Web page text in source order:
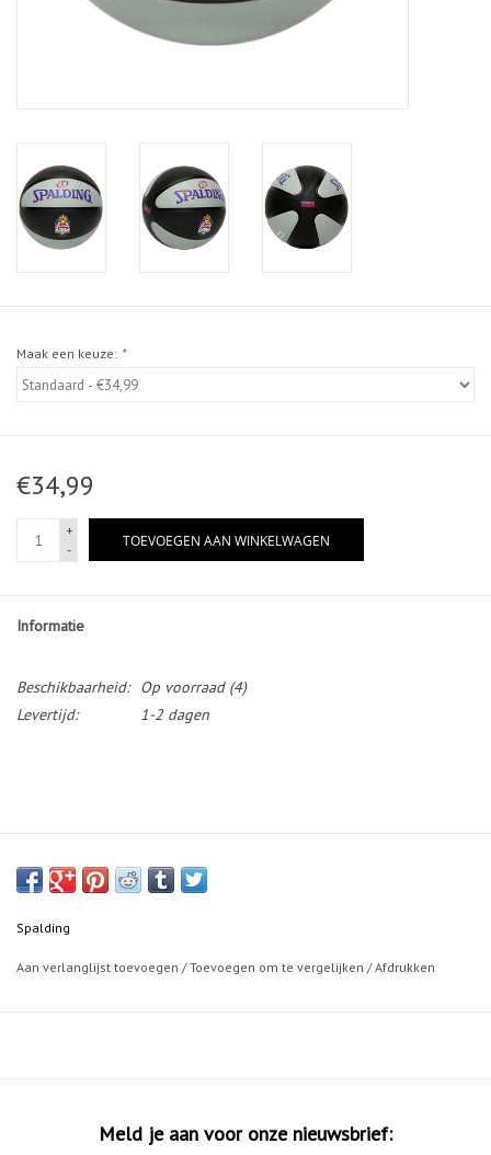
Maak een keuze: *
€34,99
+
-
TOEVOEGEN AAN WINKELWAGEN
Informatie
Beschikbaarheid: Op voorraad(4)
Levertijd:
1-2 dagen
Spalding
Aan verlanglijst toevoegen /Toevoegen om te vergelijken /Afdrukken
Meld je aan voor onze nieuwsbrief: